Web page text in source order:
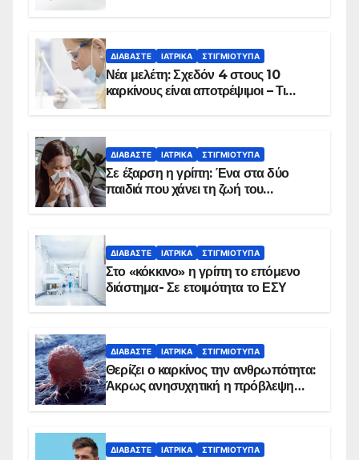
ΔΙΑΒΆΣΤΕ ΙΑΤΡΙΚΆ ΣΤΙΓΜΙΌΤΥΠΑ
Νέα μελέτη: Σχεδόν 4 στους 10
καρκίνους είναι αποτρέψιμοι – Τι
ΔΙΑΒΆΣΤΕ ΙΑΤΡΙΚΆ ΣΤΙΓΜΙΌΤΥΠΑ
Σε έξαρση η γρίπη: Ένα στα δύο
παιδιά που χάνει τη ζωή του
ΔΙΑΒΆΣΤΕ ΙΑΤΡΙΚΆ ΣΤΙΓΜΙΌΤΥΠΑ
Στο «κόκκινο» η γρίπη το επόμενο
διάστημα- Σε ετοιμότητα το ΕΣΥ
ΔΙΑΒΆΣΤΕ ΙΑΤΡΙΚΆ ΣΤΙΓΜΙΌΤΥΠΑ
Θερίζει ο καρκίνος την ανθρωπότητα:
Άκρως ανησυχητική η πρόβλεψη…
ΔΙΑΒΆΣΤΕ ΙΑΤΡΙΚΆ ΣΤΙΓΜΙΌΤΥΠΑ